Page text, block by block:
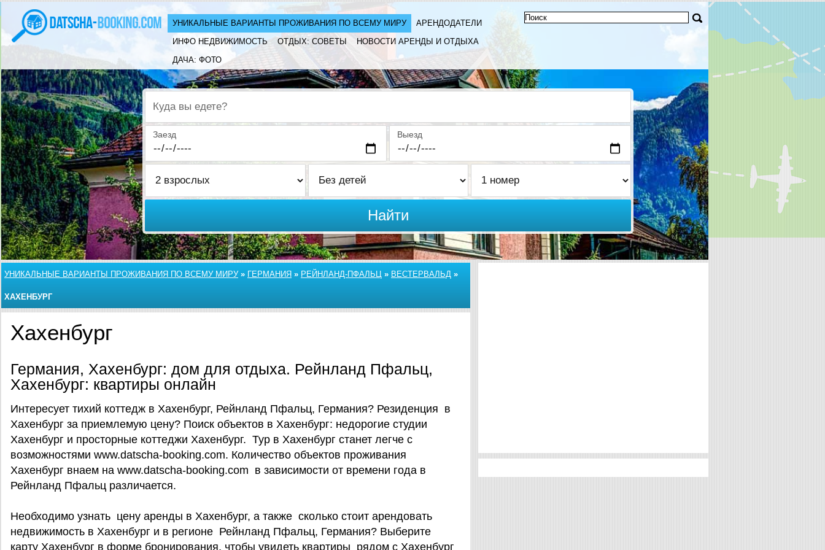
УНИКАЛЬНЫЕ ВАРИАНТЫ ПРОЖИВАНИЯ ПО ВСЕМУ МИРУ
АРЕНДОДАТЕЛИ
ИНФО НЕДВИЖИМОСТЬ
ОТДЫХ: СОВЕТЫ
НОВОСТИ АРЕНДЫ И ОТДЫХА
ДАЧА: ФОТО
Куда вы едете?
Заезд Выезд
Найти
УНИКАЛЬНЫЕ ВАРИАНТЫ ПРОЖИВАНИЯ ПО ВСЕМУ МИРУ» ГЕРМАНИЯ » РЕЙНЛАНД-ПФАЛЬЦ » ВЕСТЕРВАЛЬД »
ХАХЕНБУРГ
Хахенбург
Германия, Хахенбург: дом для отдыха. Рейнланд Пфальц,
Хахенбург: квартиры онлайн
Интересует тихий коттедж в Хахенбург, Рейнланд Пфальц, Германия? Резиденция в
Хахенбург за приемлемую цену? Поиск объектов в Хахенбург: недорогие студии
Хахенбург и просторные коттеджи Хахенбург. Тур в Хахенбург станет легче с
возможностями www.datscha-booking.com. Количество объектов проживания
Хахенбург внаем на www.datscha-booking.com в зависимости от времени года в
Рейнланд Пфальц различается.
Необходимо узнать цену аренды в Хахенбург, а также сколько стоит арендовать
недвижимость в Хахенбург и в регионе Рейнланд Пфальц, Германия? Выберите
карту Хахенбург в форме бронирования, чтобы увидеть квартиры рядом с Хахенбург